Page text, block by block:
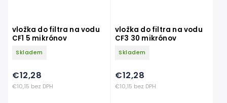
vložka do filtra na vodu
CF1 5 mikrónov
Skladem
€10,15 bez DPH
€12,28
vložka do filtra na vodu
CF3 30 mikrónov
Skladem
€10,15 bez DPH
€12,28